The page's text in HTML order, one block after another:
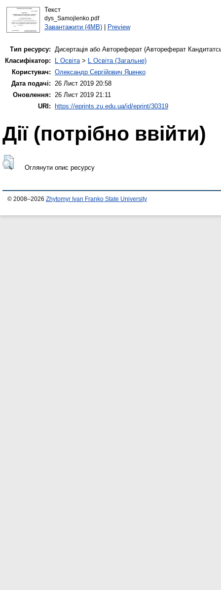
Текст
dys_Samojlenko.pdf
Завантажити (4MB)| Preview
Тип ресурсу: Дисертація або Автореферат (Автореферат
Класифікатор:
L Освіта> L Освіта (Загальне)
Користувач: Олександр Сергійович Яценко
Дата подачі: 26 Лист 2019 20:58
Оновлення: 26 Лист 2019 21:11
URI:
https://eprints.zu.edu.ua/id/eprint/30319
Дії ​​(потрібно ввійти)
Оглянути опис ресурсу
© 2008–2026 Zhytomyr Ivan Franko State University